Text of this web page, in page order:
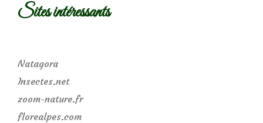
Sites intéressants
Natagora
Insectes.net
zoom-nature.fr
florealpes.com